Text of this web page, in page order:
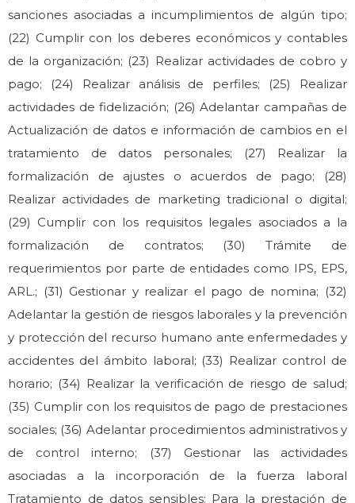
sanciones asociadas a incumplimientos de algún tipo;
(22) Cumplir con los deberes económicos y contables
de la organización; (23) Realizar actividades de cobro y
pago; (24) Realizar análisis de perfiles; (25) Realizar
actividades de fidelización; (26) Adelantar campañas de
Actualización de datos e información de cambios en el
tratamiento de datos personales; (27) Realizar la
formalización de ajustes o acuerdos de pago; (28)
Realizar actividades de marketing tradicional o digital;
(29) Cumplir con los requisitos legales asociados a la
formalización de contratos; (30) Trámite de
requerimientos por parte de entidades como IPS, EPS,
ARL.; (31) Gestionar y realizar el pago de nomina; (32)
Adelantar la gestión de riesgos laborales y la prevención
y protección del recurso humano ante enfermedades y
accidentes del ámbito laboral; (33) Realizar control de
horario; (34) Realizar la verificación de riesgo de salud;
(35) Cumplir con los requisitos de pago de prestaciones
sociales; (36) Adelantar procedimientos administrativos y
de control interno; (37) Gestionar las actividades
asociadas a la incorporación de la fuerza laboral
Tratamiento de datos sensibles: Para la prestación de